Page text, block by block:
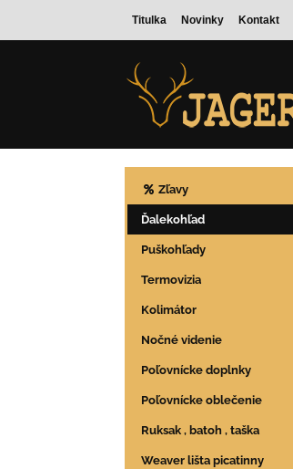
Titulka Novinky Kontakt
Zľavy
Ďalekohľad
Puškohľady
Termovizia
Kolimátor
Nočné videnie
Poľovnícke doplnky
Poľovnícke oblečenie
Ruksak , batoh , taška
Weaver lišta picatinny